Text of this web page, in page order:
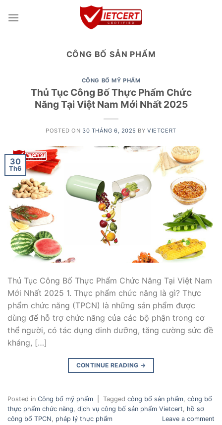
CÔNG BỐ SẢN PHẨM
CÔNG BỐ MỸ PHẨM
Thủ Tục Công Bố Thực Phẩm Chức
Năng Tại Việt Nam Mới Nhất 2025
POSTED ON 30 THÁNG 6, 2025 BYVIETCERT
30
Th6
Thủ Tục Công Bố Thực Phẩm Chức Năng Tại Việt Nam
Mới Nhất 2025 1. Thực phẩm chức năng là gì? Thực
phẩm chức năng (TPCN) là những sản phẩm được
dùng để hỗ trợ chức năng của các bộ phận trong cơ
thể người, có tác dụng dinh dưỡng, tăng cường sức đề
kháng, […]
CONTINUE READING →
Posted in Công bố mỹ phẩm Tagged công bố sản phẩm, công bố
thực phẩm chức năng, dịch vụ công bố sản phẩm Vietcert, hồ sơ
công bố TPCN, pháp lý thực phẩm Leave a comment